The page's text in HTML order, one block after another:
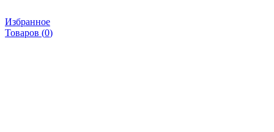
Избранное
Товаров (0)